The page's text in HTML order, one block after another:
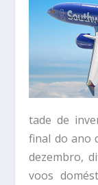
tade de
final do ano
dezembro,
voos